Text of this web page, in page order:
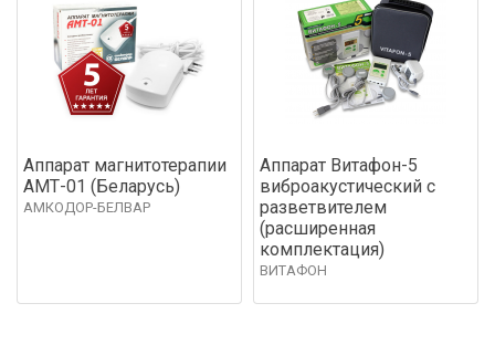
Аппарат магнитотерапии
АМТ-01 (Беларусь)
АМКОДОР-БЕЛВАР
Аппарат Витафон-5
виброакустический с
разветвителем
(расширенная
комплектация)
ВИТАФОН